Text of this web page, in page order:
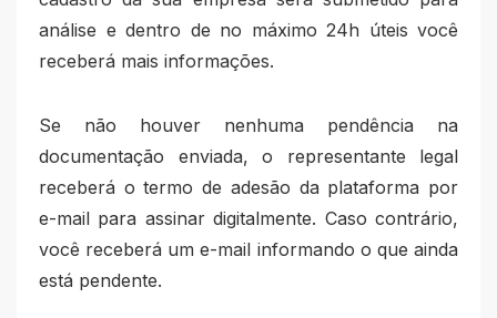
análise e dentro de no máximo 24h úteis você
receberá mais informações.
Se não houver nenhuma pendência na
documentação enviada, o representante legal
receberá o termo de adesão da plataforma por
e-mail para assinar digitalmente. Caso contrário,
você receberá um e-mail informando o que ainda
está pendente.